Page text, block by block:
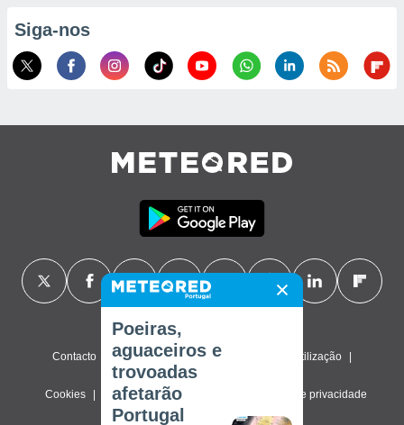
Siga-nos
Contacto Sobre nós FAQ Termos de utilização
Cookies Política de privacidade Definições de privacidade
Poeiras,
aguaceiros e
trovoadas
afetarão
Portugal